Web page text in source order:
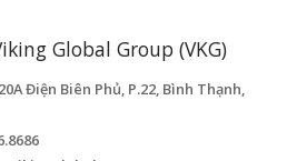
Global Group (VKG)
Điện Biên Phủ, P.22, Bình Thạnh,